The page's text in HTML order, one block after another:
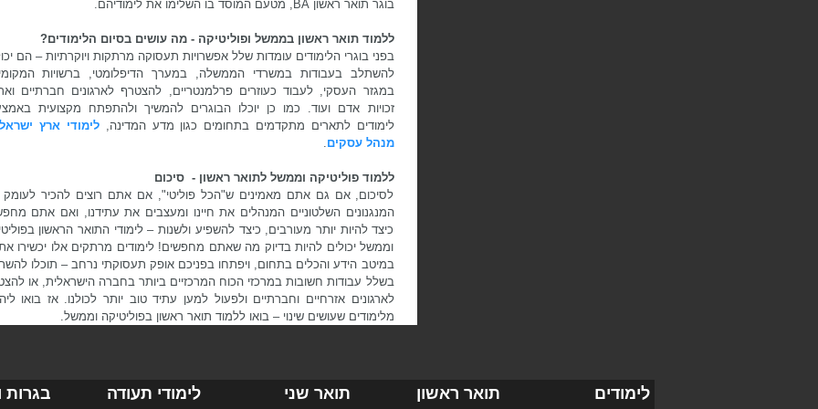
בוגר תואר ראשון BA, מטעם המוסד בו השלימו את לימודיהם.
ללמוד תואר ראשון בממשל ופוליטיקה - מה עושים בסיום הלימודים?
בפני בוגרי הלימודים עומדות שלל אפשרויות תעסוקה מרתקות ויוקרתיות – הם
להשתלב בעבודות במשרדי הממשלה, במערך הדיפלומטי, ברשויות
במגזר העסקי, לעבוד כעוזרים פרלמנטריים, להצטרף לארגונים חברתיים
זכויות אדם ועוד. כמו כן יוכלו הבוגרים להמשיך ולהתפתח מקצועית
לימודים לתארים מתקדמים בתחומים כגון מדע המדינה,לימודי ארץ ישראל
מנהל עסקים.
ללמוד פוליטיקה וממשל לתואר ראשון - סיכום
לסיכום, אם גם אתם מאמינים ש"הכל פוליטי", אם אתם רוצים להכיר
המנגנונים השלטוניים המנהלים את חיינו ומעצבים את עתידנו, ואם אתם
כיצד להיות יותר מעורבים, כיצד להשפיע ולשנות – לימודי התואר הראשון
וממשל יכולים להיות בדיוק מה שאתם מחפשים! לימודים מרתקים אלו יכשירו
במיטב הידע והכלים בתחום, ויפתחו בפניכם אופק תעסוקתי נרחב – תוכלו
בשלל עבודות חשובות במרכזי הכוח המרכזיים ביותר בחברה הישראלית, או
לארגונים אזרחיים וחברתיים ולפעול למען עתיד טוב יותר לכולנו. אז בואו
מלימודים שעושים שינוי – בואו ללמוד תואר ראשון בפוליטיקה וממשל.
לימודים תואר ראשון תואר שני לימודי תעודה בגרות